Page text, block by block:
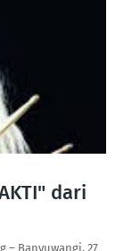
dari
Banyuwangi, 27